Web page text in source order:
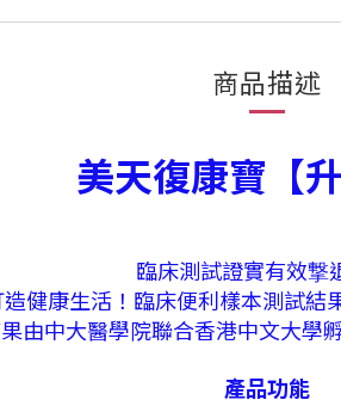
商品描述
美天復康寶 【
臨床測試證實有效撃
健康生活！臨床便利樣本測試結
由中大醫學院聯合香港中文大學
產品功能